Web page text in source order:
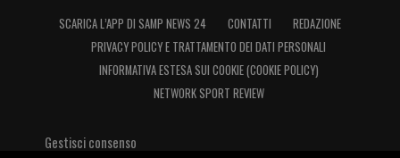
SCARICA L’APP DI SAMP NEWS 24 CONTATTI
REDAZIONE
PRIVACY POLICY E TRATTAMENTO DEI DATI PERSONALI
INFORMATIVA ESTESA SUI COOKIE (COOKIE POLICY)
NETWORK SPORT REVIEW
Gestisci consenso